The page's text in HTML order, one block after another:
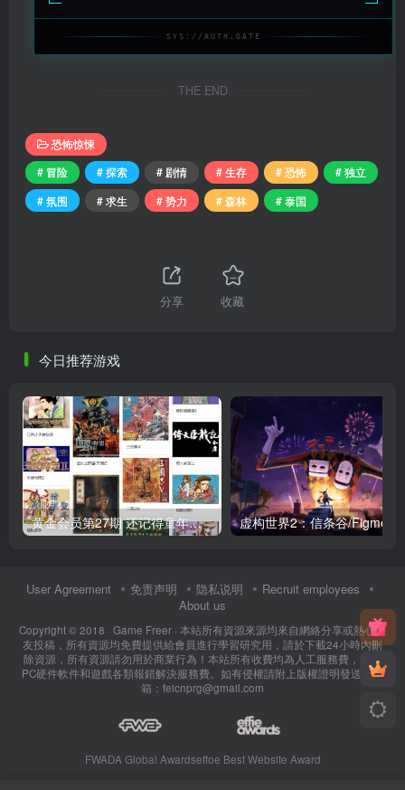
SYS://AUTH.GATE
THE END
恐怖惊悚
# 冒险
# 探索 # 剧情 # 生存 # 恐怖
# 独立
# 氛围
# 求生 # 势力 # 森林 # 泰国
分享 收藏
今日推荐游戏
黄金会员第27期 还记得童年的网吧游戏吗？300款90年代PC游戏合集
User Agreement 免责声明 隐私说明
Recruit employees
About us
Copyright © 2018 · Game Freer · 本站所有資源來源均來自網絡分享或熱心網
友投稿，所有資源均免費提供給會員進行學習研究用，請於下載24小時內刪
除資源，所有資源請勿用於商業行為！本站所有收費均為人工服務費，包含
PC硬件軟件和遊戲各類報錯解決服務費。如有侵權請附上版權證明發送至郵
箱：feicnprg@gmail.com
FWADA Global Awardseffoe Best Website Award